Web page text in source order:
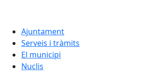
Ajuntament
Serveis i tràmits
El municipi
Nuclis